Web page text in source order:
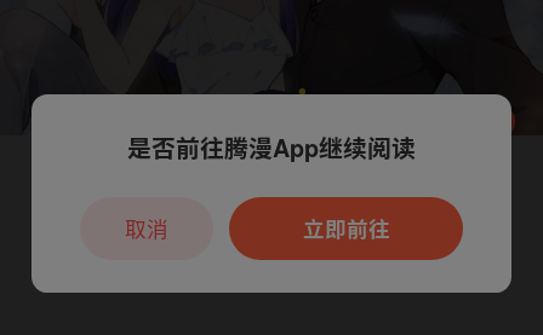
腾漫App免费看
本章节仅支持App阅读，可打开App新用
户7天免费看
是否前往腾漫App继续阅读
立即前往
取消